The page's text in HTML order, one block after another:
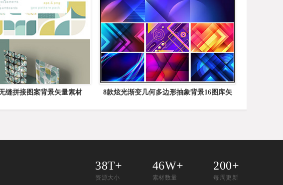
缝拼接图案背景矢量素材
8款炫光渐变几何多边形抽象背景16图库矢
38T+
资源大小
46W+
素材数量
200+
每周更新